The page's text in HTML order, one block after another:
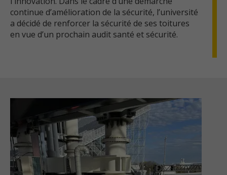
continue d’amélioration de la sécurité, l’université
a décidé de renforcer la sécurité de ses toitures
en vue d’un prochain audit santé et sécurité.